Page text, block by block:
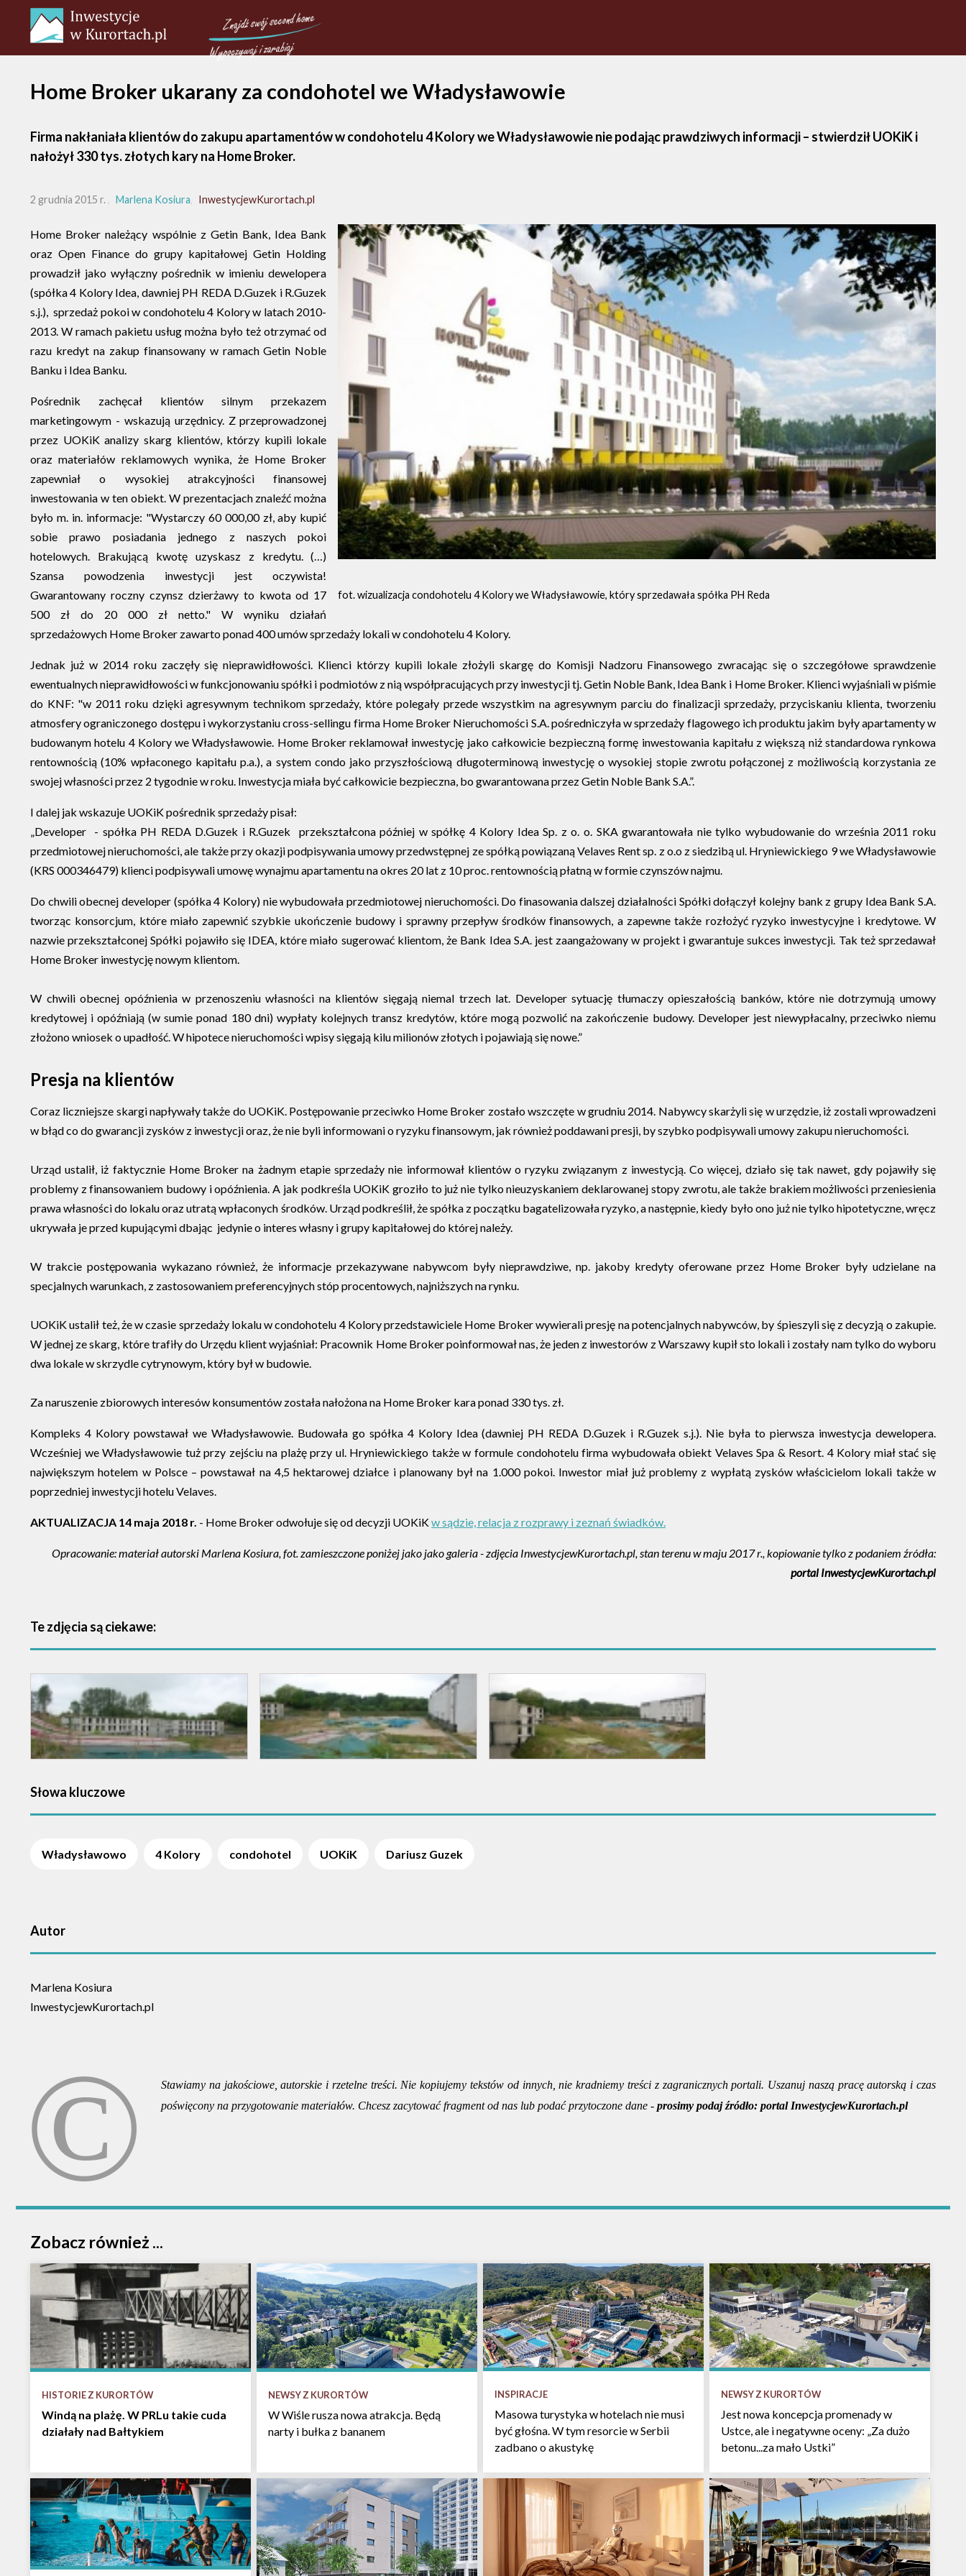
Home Broker ukarany za condohotel we Władysławowie
Firma nakłaniała klientów do zakupu apartamentów w condohotelu 4 Kolory we Władysławowie nie podając prawdziwych informacji – stwierdził UOKiK i
nałożył 330 tys. złotych kary na Home Broker.
2 grudnia 2015 r. Marlena Kosiura InwestycjewKurortach.pl
fot. wizualizacja condohotelu 4 Kolory we Władysławowie, który sprzedawała spółka PH Reda
Home Broker należący wspólnie z Getin Bank, Idea Bank
oraz Open Finance do grupy kapitałowej Getin Holding
prowadził jako wyłączny pośrednik w imieniu dewelopera
(spółka 4 Kolory Idea, dawniej PH REDA D.Guzek i R.Guzek
s.j.), sprzedaż pokoi w condohotelu 4 Kolory w latach 2010-
2013. W ramach pakietu usług można było też otrzymać od
razu kredyt na zakup finansowany w ramach Getin Noble
Banku i Idea Banku.
Pośrednik zachęcał klientów silnym przekazem
marketingowym - wskazują urzędnicy. Z przeprowadzonej
przez UOKiK analizy skarg klientów, którzy kupili lokale
oraz materiałów reklamowych wynika, że Home Broker
zapewniał o wysokiej atrakcyjności finansowej
inwestowania w ten obiekt. W prezentacjach znaleźć można
było m. in. informacje: "Wystarczy 60 000,00 zł, aby kupić
sobie prawo posiadania jednego z naszych pokoi
hotelowych. Brakującą kwotę uzyskasz z kredytu. (…)
Szansa powodzenia inwestycji jest oczywista!
Gwarantowany roczny czynsz dzierżawy to kwota od 17
500 zł do 20 000 zł netto." W wyniku działań
sprzedażowych Home Broker zawarto ponad 400 umów sprzedaży lokali w condohotelu 4 Kolory.
Jednak już w 2014 roku zaczęły się nieprawidłowości. Klienci którzy kupili lokale złożyli skargę do Komisji Nadzoru Finansowego zwracając się o szczegółowe sprawdzenie
ewentualnych nieprawidłowości w funkcjonowaniu spółki i podmiotów z nią współpracujących przy inwestycji tj. Getin Noble Bank, Idea Bank i Home Broker. Klienci wyjaśniali w piśmie
do KNF: "w 2011 roku dzięki agresywnym technikom sprzedaży, które polegały przede wszystkim na agresywnym parciu do finalizacji sprzedaży, przyciskaniu klienta, tworzeniu
atmosfery ograniczonego dostępu i wykorzystaniu cross-sellingu firma Home Broker Nieruchomości S.A. pośredniczyła w sprzedaży flagowego ich produktu jakim były apartamenty w
budowanym hotelu 4 Kolory we Władysławowie. Home Broker reklamował inwestycję jako całkowicie bezpieczną formę inwestowania kapitału z większą niż standardowa rynkowa
rentownością (10% wpłaconego kapitału p.a.), a system condo jako przyszłościową długoterminową inwestycję o wysokiej stopie zwrotu połączonej z możliwością korzystania ze
swojej własności przez 2 tygodnie w roku. Inwestycja miała być całkowicie bezpieczna, bo gwarantowana przez Getin Noble Bank S.A.”.
I dalej jak wskazuje UOKiK pośrednik sprzedaży pisał:
„Developer - spółka PH REDA D.Guzek i R.Guzek przekształcona później w spółkę 4 Kolory Idea Sp. z o. o. SKA gwarantowała nie tylko wybudowanie do września 2011 roku
przedmiotowej nieruchomości, ale także przy okazji podpisywania umowy przedwstępnej ze spółką powiązaną Velaves Rent sp. z o.o z siedzibą ul. Hryniewickiego 9 we Władysławowie
(KRS 000346479) klienci podpisywali umowę wynajmu apartamentu na okres 20 lat z 10 proc. rentownością płatną w formie czynszów najmu.
Do chwili obecnej developer (spółka 4 Kolory) nie wybudowała przedmiotowej nieruchomości. Do finasowania dalszej działalności Spółki dołączył kolejny bank z grupy Idea Bank S.A.
tworząc konsorcjum, które miało zapewnić szybkie ukończenie budowy i sprawny przepływ środków finansowych, a zapewne także rozłożyć ryzyko inwestycyjne i kredytowe. W
nazwie przekształconej Spółki pojawiło się IDEA, które miało sugerować klientom, że Bank Idea S.A. jest zaangażowany w projekt i gwarantuje sukces inwestycji. Tak też sprzedawał
Home Broker inwestycję nowym klientom.
W chwili obecnej opóźnienia w przenoszeniu własności na klientów sięgają niemal trzech lat. Developer sytuację tłumaczy opieszałością banków, które nie dotrzymują umowy
kredytowej i opóźniają (w sumie ponad 180 dni) wypłaty kolejnych transz kredytów, które mogą pozwolić na zakończenie budowy. Developer jest niewypłacalny, przeciwko niemu
złożono wniosek o upadłość. W hipotece nieruchomości wpisy sięgają kilu milionów złotych i pojawiają się nowe.”
Presja na klientów
Coraz liczniejsze skargi napływały także do UOKiK. Postępowanie przeciwko Home Broker zostało wszczęte w grudniu 2014. Nabywcy skarżyli się w urzędzie, iż zostali wprowadzeni
w błąd co do gwarancji zysków z inwestycji oraz, że nie byli informowani o ryzyku finansowym, jak również poddawani presji, by szybko podpisywali umowy zakupu nieruchomości.
Urząd ustalił, iż faktycznie Home Broker na żadnym etapie sprzedaży nie informował klientów o ryzyku związanym z inwestycją. Co więcej, działo się tak nawet, gdy pojawiły się
problemy z finansowaniem budowy i opóźnienia. A jak podkreśla UOKiK groziło to już nie tylko nieuzyskaniem deklarowanej stopy zwrotu, ale także brakiem możliwości przeniesienia
prawa własności do lokalu oraz utratą wpłaconych środków. Urząd podkreślił, że spółka z początku bagatelizowała ryzyko, a następnie, kiedy było ono już nie tylko hipotetyczne, wręcz
ukrywała je przed kupującymi dbając jedynie o interes własny i grupy kapitałowej do której należy.
W trakcie postępowania wykazano również, że informacje przekazywane nabywcom były nieprawdziwe, np. jakoby kredyty oferowane przez Home Broker były udzielane na
specjalnych warunkach, z zastosowaniem preferencyjnych stóp procentowych, najniższych na rynku.
UOKiK ustalił też, że w czasie sprzedaży lokalu w condohotelu 4 Kolory przedstawiciele Home Broker wywierali presję na potencjalnych nabywców, by śpieszyli się z decyzją o zakupie.
W jednej ze skarg, które trafiły do Urzędu klient wyjaśniał: Pracownik Home Broker poinformował nas, że jeden z inwestorów z Warszawy kupił sto lokali i zostały nam tylko do wyboru
dwa lokale w skrzydle cytrynowym, który był w budowie.
Za naruszenie zbiorowych interesów konsumentów została nałożona na Home Broker kara ponad 330 tys. zł.
Kompleks 4 Kolory powstawał we Władysławowie. Budowała go spółka 4 Kolory Idea (dawniej PH REDA D.Guzek i R.Guzek s.j.). Nie była to pierwsza inwestycja dewelopera.
Wcześniej we Władysławowie tuż przy zejściu na plażę przy ul. Hryniewickiego także w formule condohotelu firma wybudowała obiekt Velaves Spa & Resort. 4 Kolory miał stać się
największym hotelem w Polsce – powstawał na 4,5 hektarowej działce i planowany był na 1.000 pokoi. Inwestor miał już problemy z wypłatą zysków właścicielom lokali także w
poprzedniej inwestycji hotelu Velaves.
AKTUALIZACJA 14 maja 2018 r. - Home Broker odwołuje się od decyzji UOKiKw sądzie, relacja z rozprawy i zeznań świadków.
Opracowanie: materiał autorski Marlena Kosiura, fot. zamieszczone poniżej jako jako galeria - zdjęcia InwestycjewKurortach.pl, stan terenu w maju 2017 r., kopiowanie tylko z podaniem źródła:
portal InwestycjewKurortach.pl
Te zdjęcia są ciekawe:
Słowa kluczowe
Władysławowo 4 Kolory condohotel UOKiK Dariusz Guzek
Autor
Marlena Kosiura
InwestycjewKurortach.pl
Stawiamy na jakościowe, autorskie i rzetelne treści. Nie kopiujemy tekstów od innych, nie kradniemy treści z zagranicznych portali. Uszanuj naszą pracę autorską i czas
poświęcony na przygotowanie materiałów. Chcesz zacytować fragment od nas lub podać przytoczone dane - prosimy podaj źródło: portal InwestycjewKurortach.pl
Zobacz również ...
HISTORIE Z KURORTÓW
Windą na plażę. W PRLu takie cuda
działały nad Bałtykiem
NEWSY Z KURORTÓW
W Wiśle rusza nowa atrakcja. Będą
narty i bułka z bananem
INSPIRACJE
Masowa turystyka w hotelach nie musi
być głośna. W tym resorcie w Serbii
zadbano o akustykę
NEWSY Z KURORTÓW
Jest nowa koncepcja promenady w
Ustce, ale i negatywne oceny: „Za dużo
betonu...za mało Ustki”